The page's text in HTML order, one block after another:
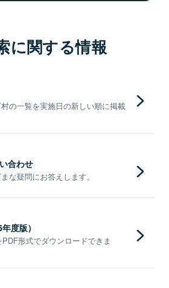
に関する情報
の一覧を実施日の新しい順に掲載
合わせ
な疑問にお答えします。
度版）
形式でダウンロードできま